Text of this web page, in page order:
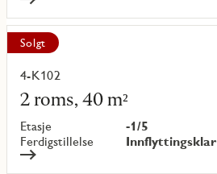
Solgt
4-K102
2 roms, 40 m²
Etasje
-1/5
Ferdigstillelse
Innflyttingsklar
Les
mer
om
objekt
{objectNumber}